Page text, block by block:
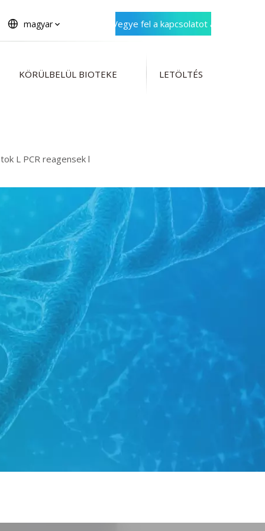
magyar
Vegye fel a kapcsolatot a
KÖRÜLBELÜL BIOTEKE LETÖLTÉS
L PCR reagensek l